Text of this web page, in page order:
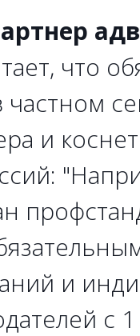
что
частном
и
и
с